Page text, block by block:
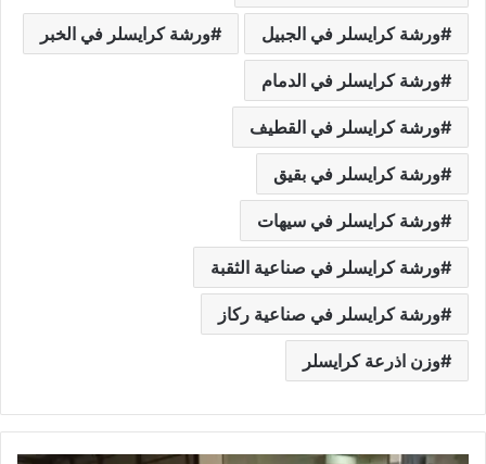
ورشة كرايسلر في الجبيل ورشة كرايسلر في الخبر
ورشة كرايسلر في الدمام
ورشة كرايسلر في القطيف
ورشة كرايسلر في بقيق
ورشة كرايسلر في سيهات
ورشة كرايسلر في صناعية الثقبة
ورشة كرايسلر في صناعية ركاز
وزن اذرعة كرايسلر